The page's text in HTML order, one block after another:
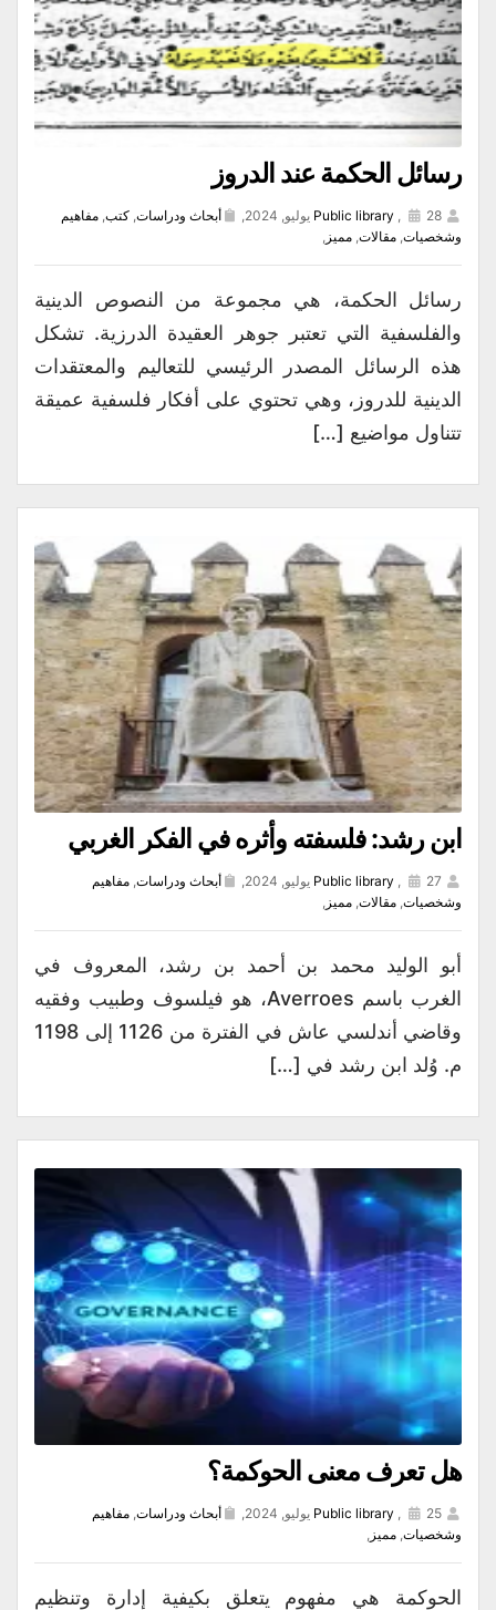
رسائل الحكمة عند الدروز
Public library , 28 يوليو, 2024, أبحاث ودراسات, كتب, مفاهيم
وشخصيات, مقالات, مميز ,
رسائل الحكمة، هي مجموعة من النصوص الدينية
والفلسفية التي تعتبر جوهر العقيدة الدرزية. تشكل
هذه الرسائل المصدر الرئيسي للتعاليم والمعتقدات
الدينية للدروز، وهي تحتوي على أفكار فلسفية عميقة
تتناول مواضيع […]
ابن رشد: فلسفته وأثره في الفكر الغربي
Public library , 27 يوليو, 2024, أبحاث ودراسات, مفاهيم
وشخصيات, مقالات, مميز ,
أبو الوليد محمد بن أحمد بن رشد، المعروف في
الغرب باسم Averroes، هو فيلسوف وطبيب وفقيه
وقاضي أندلسي عاش في الفترة من 1126 إلى 1198
م. وُلد ابن رشد في […]
هل تعرف معنى الحوكمة؟
Public library , 25 يوليو, 2024, أبحاث ودراسات, مفاهيم
وشخصيات, مميز ,
الحوكمة هي مفهوم يتعلق بكيفية إدارة وتنظيم